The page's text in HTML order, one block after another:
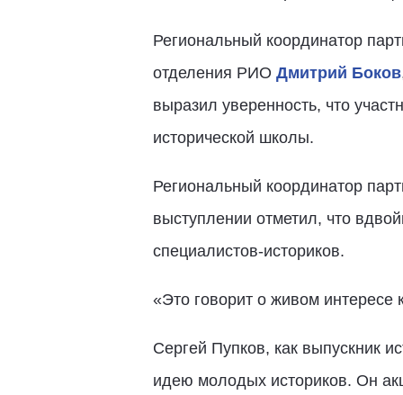
Региональный координатор
отделения РИО Дмитрий Боков
выразил уверенность, что
исторической школы.
Региональный координатор
выступлении отметил, что
специалистов-историков.
«Это говорит о живом
Сергей Пупков, как выпускник
идею молодых историков. Он